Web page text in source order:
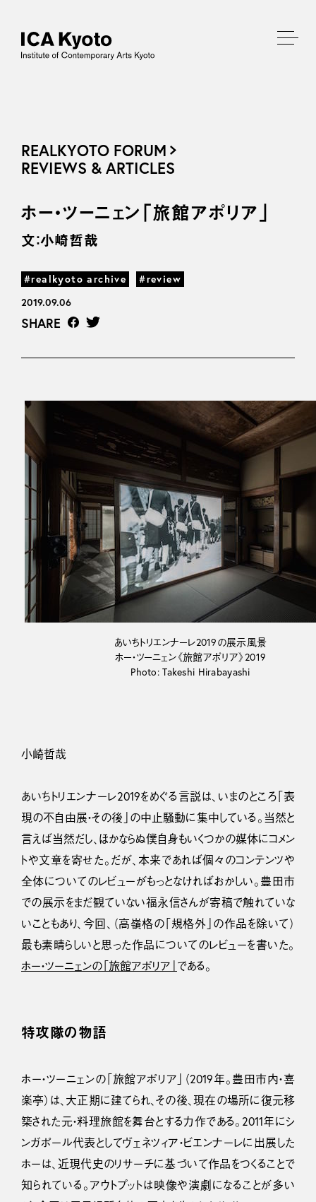
REALKYOTO FORUM
REVIEWS & ARTICLES
ホー・ツーニェン「旅館アポリア」
文：小崎哲哉
#realkyoto archive
#review
2019.09.06
SHARE
あいちトリエンナーレ2019の展示風景
ホー・ツーニェン《旅館アポリア》2019
Photo: Takeshi Hirabayashi
小崎哲哉
あいちトリエンナーレ2019をめぐる言説は、いまのところ「表
現の不自由展・その後」の中止騒動に集中している。当然と
言えば当然だし、ほかならぬ僕自身もいくつかの媒体にコメン
トや文章を寄せた。だが、本来であれば個々のコンテンツや
全体についてのレビューがもっとなければおかしい。豊田市
での展示をまだ観ていない福永信さんが寄稿で触れていな
いこともあり、今回、（高嶺格の「規格外」の作品を除いて）
最も素晴らしいと思った作品についてのレビューを書いた。
ホー・ツーニェンの「旅館アポリア」 である。
特攻隊の物語
ホー・ツーニェンの「旅館アポリア」（2019年。豊田市内・喜
楽亭）は、大正期に建てられ、その後、現在の場所に復元移
築された元・料理旅館を舞台とする力作である。2011年にシ
ンガポール代表としてヴェネツィア・ビエンナーレに出展した
ホーは、近現代史のリサーチに基づいて作品をつくることで
知られている。アウトプットは映像や演劇になることが多い